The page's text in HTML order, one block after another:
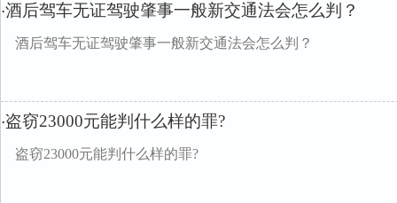
·酒后驾车无证驾驶肇事一般新交通法会怎么判？
酒后驾车无证驾驶肇事一般新交通法会怎么判？
·盗窃23000元能判什么样的罪?
盗窃23000元能判什么样的罪?